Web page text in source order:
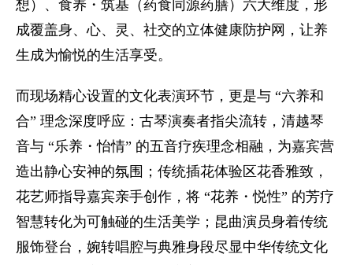
想）、食养・筑基（药食同源药膳）六大维度，形
成覆盖身、心、灵、社交的立体健康防护网，让养
生成为愉悦的生活享受。
而现场精心设置的文化表演环节，更是与 “六养和
合” 理念深度呼应：古琴演奏者指尖流转，清越琴
音与 “乐养・怡情” 的五音疗疾理念相融，为嘉宾营
造出静心安神的氛围；传统插花体验区花香雅致，
花艺师指导嘉宾亲手创作，将 “花养・悦性” 的芳疗
智慧转化为可触碰的生活美学；昆曲演员身着传统
服饰登台，婉转唱腔与典雅身段尽显中华传统文化